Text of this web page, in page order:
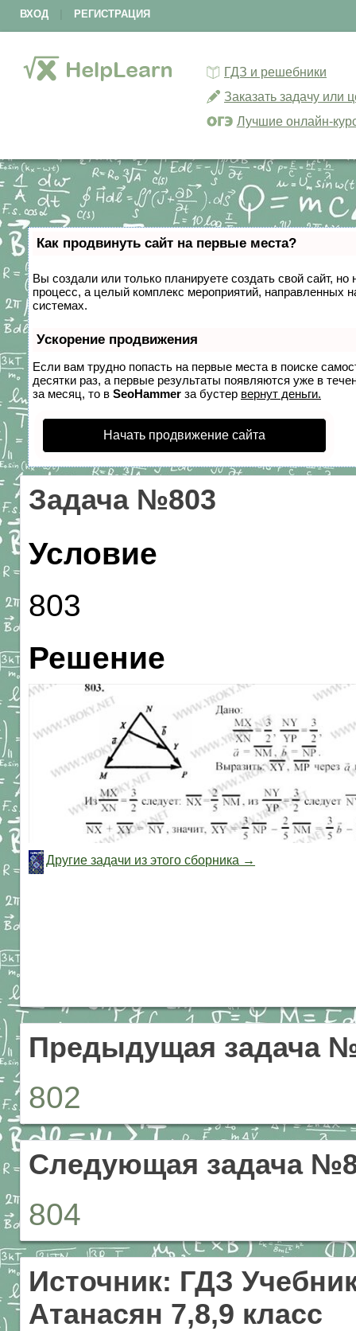
ВХОД РЕГИСТРАЦИЯ
ГДЗ и решебники
Заказать задачу или
Лучшие онлайн-
Как продвинуть сайт на первые места?
Вы создали или только планируете создать свой сайт,
процесс, а целый комплекс мероприятий, направленных
системах.
Ускорение продвижения
Если вам трудно попасть на первые места в поиске
десятки раз, а первые результаты появляются уже в
за месяц, то в SeoHammer за бустер вернут деньги.
Начать продвижение сайта
Задача №803
Условие
803
Решение
Другие задачи из этого сборника →
Предыдущая задача
802
Следующая задача
804
Источник: ГДЗ
Атанасян 7,8,9 класс